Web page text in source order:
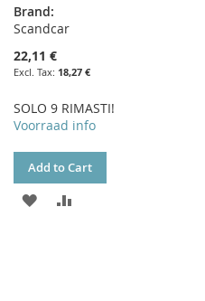
Brand:
Scandcar
22,11 €
18,27 €
SOLO 9 RIMASTI!
Voorraad info
Add to Cart
ADD